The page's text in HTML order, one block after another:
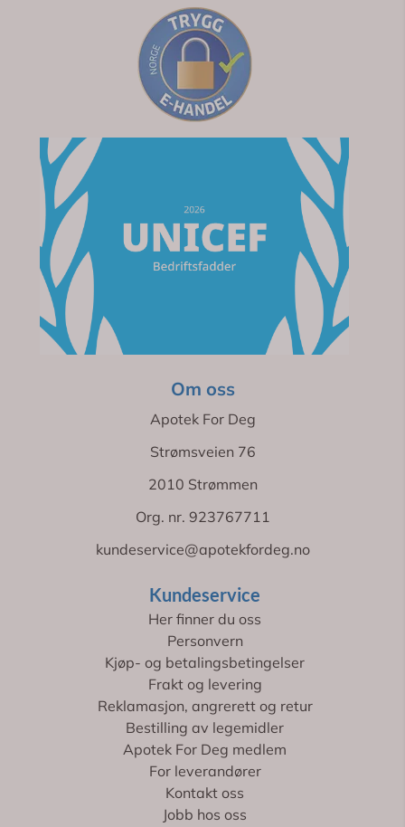
Om oss
Apotek For Deg
Strømsveien 76
2010 Strømmen
Org. nr. 923767711
kundeservice@apotekfordeg.no
Kundeservice
Her finner du oss
Personvern
Kjøp- og betalingsbetingelser
Frakt og levering
Reklamasjon, angrerett og retur
Bestilling av legemidler
Apotek For Deg medlem
For leverandører
Kontakt oss
Jobb hos oss